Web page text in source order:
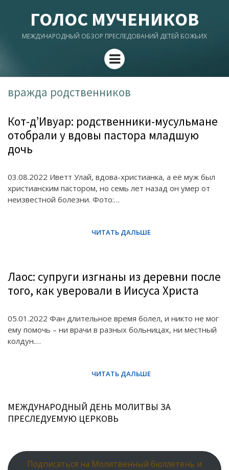
ГОЛОС МУЧЕНИКОВ
МЕЖДУНАРОДНЫЙ ОБЗОР ПРЕСЛЕДОВАНИЙ ДЕТЕЙ БОЖЬИХ
Menu
вражда родственников
Кот-д’Ивуар: родственники-мусульмане
отобрали у вдовы пастора младшую
дочь
03.08.2022 Иветт Улай, вдова-христианка, а её муж был
христианским пастором, но семь лет назад он умер от
неизвестной болезни. Фото:…
Лаос: супруги изгнаны из деревни после
того, как уверовали в Иисуса Христа
05.01.2022 Фан длительное время болел, и никто не мог
ему помочь – ни врачи в разных больницах, ни местный
колдун.…
МЕЖДУНАРОДНЫЙ ДЕНЬ МОЛИТВЫ ЗА
ПРЕСЛЕДУЕМУЮ ЦЕРКОВЬ
Подписаться на Молитвенный бюллетень и